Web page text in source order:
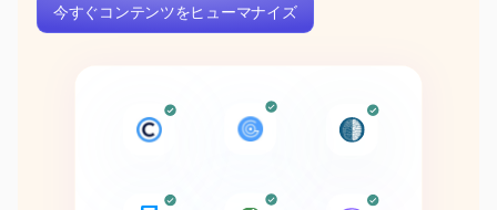
今すぐコンテンツをヒューマナイズ